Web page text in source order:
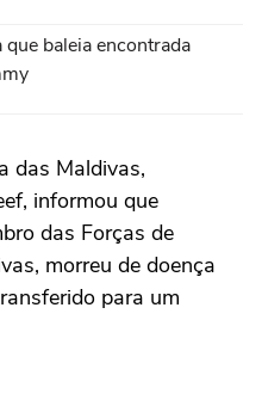
baleia encontrada
das Maldivas,
informou que
das Forças de
morreu de doença
para um